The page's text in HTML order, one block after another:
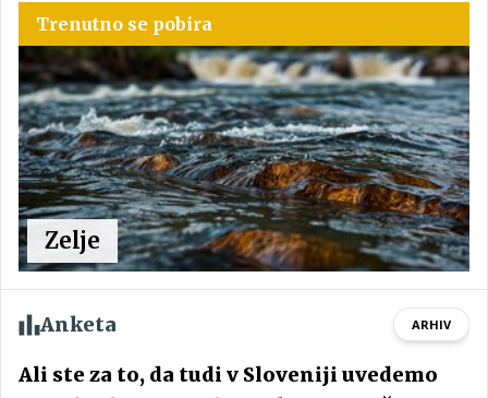
Trenutno se pobira
Zelje
Anketa ARHIV
Ali ste za to, da tudi v Sloveniji uvedemo